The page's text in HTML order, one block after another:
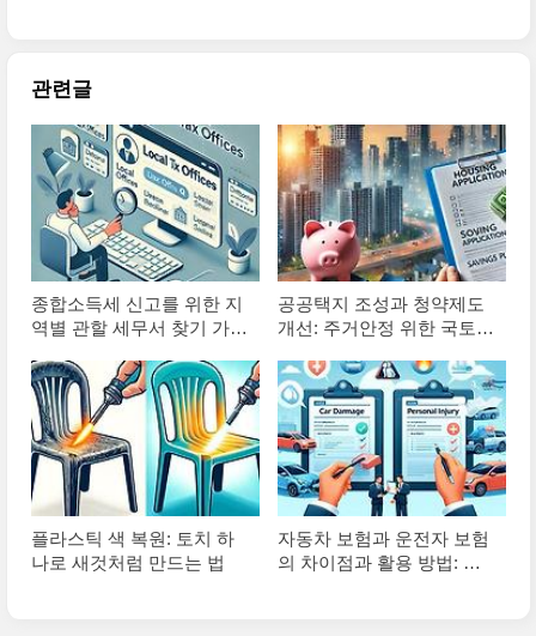
관련글
종합소득세 신고를 위한 지
역별 관할 세무서 찾기 가이
공공택지 조성과 청약제도
개선: 주거안정 위한 국토부
플라스틱 색 복원: 토치 하
나로 새것처럼 만드는 법
자동차 보험과 운전자 보험
의 차이점과 활용 방법: 현